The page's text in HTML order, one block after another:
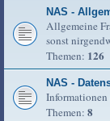
NAS -
Allgemeine
sonst
Themen: 126
NAS -
Informationen
Themen: 8